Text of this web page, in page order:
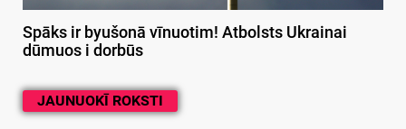
Spāks ir byušonā vīnuotim! Atbolsts Ukrainai
dūmuos i dorbūs
JAUNUOKĪ ROKSTI